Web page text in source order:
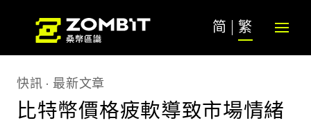
简 繁
快訊 最新文章
比特幣價格疲軟導致市場情緒